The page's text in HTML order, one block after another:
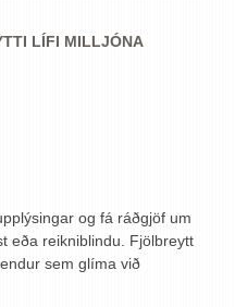
LÍFI MILLJÓNA
og fá ráðgjöf um
eða reikniblindu. Fjölbreytt
sem glíma við